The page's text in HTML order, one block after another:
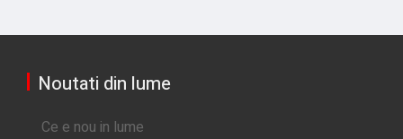
Noutati din lume
Ce e nou in lume